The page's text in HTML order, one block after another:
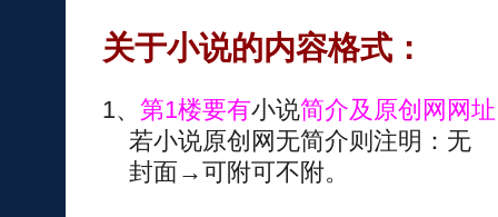
关于小说的内容格式：
1、 第1楼要有小说简介及原创网网
若小说原创网无简介则注明：无
封面→可附可不附。